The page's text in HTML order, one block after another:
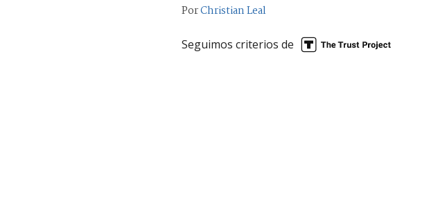
PorChristian Leal
Seguimos criterios de